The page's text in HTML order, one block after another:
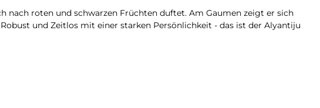
nach roten und schwarzen Früchten duftet. Am Gaumen zeigt er sich
und Zeitlos mit einer starken Persönlichkeit - das ist der Alyantiju